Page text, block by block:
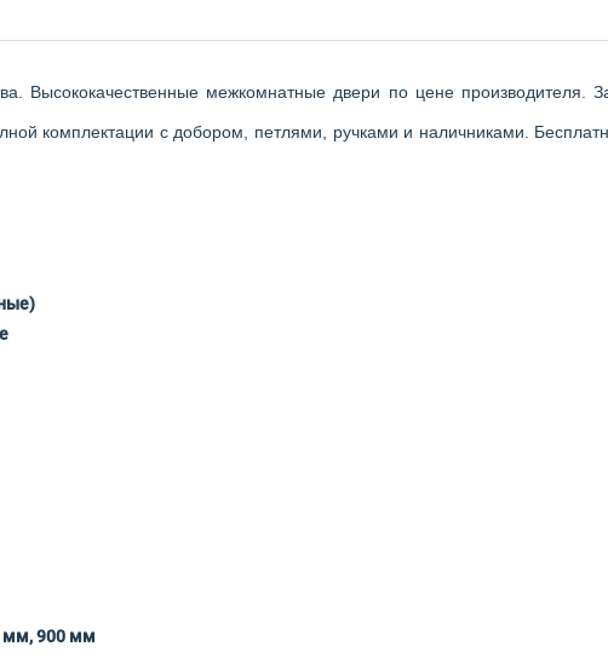
Высококачественные межкомнатные двери по цене производителя.
комплектации с добором, петлями, ручками и наличниками.
мм, 900 мм